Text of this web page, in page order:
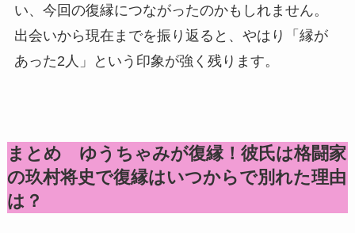
い、今回の復縁につながったのかもしれません。
出会いから現在までを振り返ると、やはり「縁が
あった2人」という印象が強く残ります。
まとめ ゆうちゃみが復縁！彼氏は格闘家
の玖村将史で復縁はいつからで別れた理由
は？